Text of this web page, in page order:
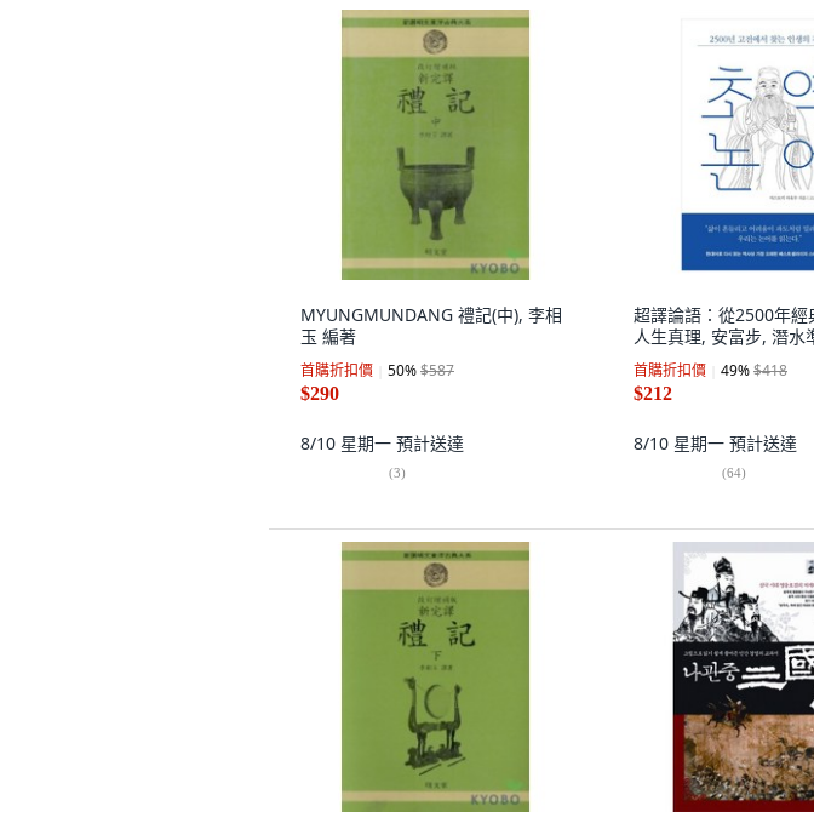
MYUNGMUNDANG 禮記(中), 李相
玉 編著
首購折扣價 50%$587
$290
8/10 星期一 預計送達
(3)
超譯論語：從2500年經
人生真理, 安富步, 潛水
首購折扣價 49%$418
$212
8/10 星期一 預計送達
(64)